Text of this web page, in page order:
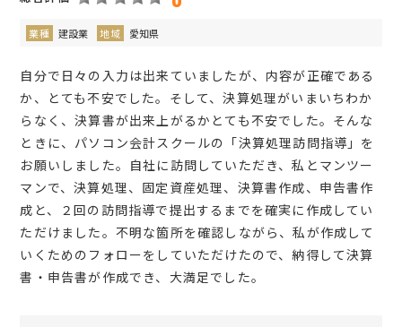
業種 建設業 地域 愛知県
自分で日々の入力は出来ていましたが、内容が正確である
か、とても不安でした。そして、決算処理がいまいちわか
らなく、決算書が出来上がるかとても不安でした。そんな
ときに、パソコン会計スクールの「決算処理訪問指導」を
お願いしました。自社に訪問していただき、私とマンツー
マンで、決算処理、固定資産処理、決算書作成、申告書作
成と、２回の訪問指導で提出するまでを確実に作成してい
ただけました。不明な箇所を確認しながら、私が作成して
いくためのフォローをしていただけたので、納得して決算
書・申告書が作成でき、大満足でした。